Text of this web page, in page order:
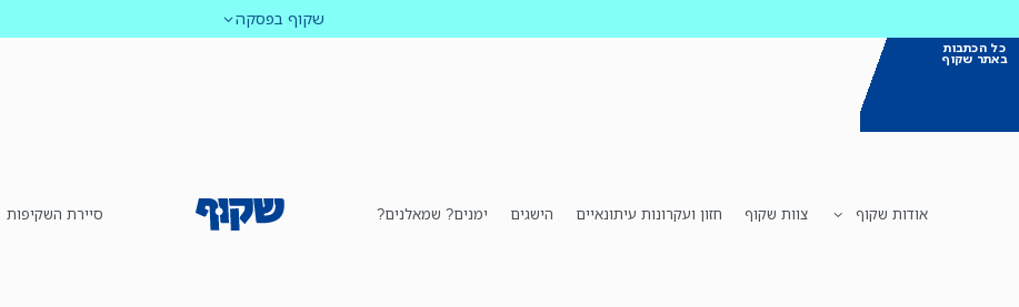
שקוף בפסקה
כל הכתבות
באתר שקוף
אודות שקוף צוות שקוף חזון ועקרונות עיתונאיים הישגים ימנים? שמאלנים? סיירת השקיפות